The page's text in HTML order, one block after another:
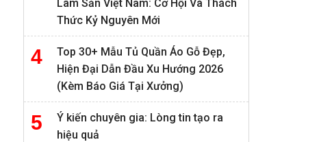
Lâm Sản Việt Nam: Cơ Hội Và Thách
Thức Kỷ Nguyên Mới
Top 30+ Mẫu Tủ Quần Áo Gỗ Đẹp,
Hiện Đại Dẫn Đầu Xu Hướng 2026
(Kèm Báo Giá Tại Xưởng)
Ý kiến chuyên gia: Lòng tin tạo ra
hiệu quả